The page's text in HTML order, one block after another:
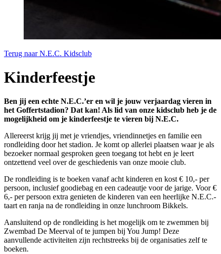
Terug naar N.E.C. Kidsclub
Kinderfeestje
Ben jij een echte N.E.C.’er en wil je jouw verjaardag vieren in
het Goffertstadion? Dat kan! Als lid van onze kidsclub heb je de
mogelijkheid om je kinderfeestje te vieren bij N.E.C.
Allereerst krijg jij met je vriendjes, vriendinnetjes en familie een
rondleiding door het stadion. Je komt op allerlei plaatsen waar je als
bezoeker normaal gesproken geen toegang tot hebt en je leert
ontzettend veel over de geschiedenis van onze mooie club.
De rondleiding is te boeken vanaf acht kinderen en kost € 10,- per
persoon, inclusief goodiebag en een cadeautje voor de jarige. Voor €
6,- per persoon extra genieten de kinderen van een heerlijke N.E.C.-
taart en ranja na de rondleiding in onze lunchroom Bikkels.
Aansluitend op de rondleiding is het mogelijk om te zwemmen bij
Zwembad De Meerval of te jumpen bij You Jump! Deze
aanvullende activiteiten zijn rechtstreeks bij de organisaties zelf te
boeken.